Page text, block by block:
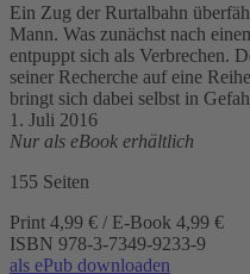
Ein Zug der Rurtalbahn
Mann. Was zunächst nach
entpuppt sich als Verbrechen.
seiner Recherche auf eine
bringt sich dabei selbst in
1. Juli 2016
Nur als eBook erhältlich
155 Seiten
Print 4,99 € / E-Book 4,99 €
ISBN 978-3-7349-9233-9
als ePub downloaden